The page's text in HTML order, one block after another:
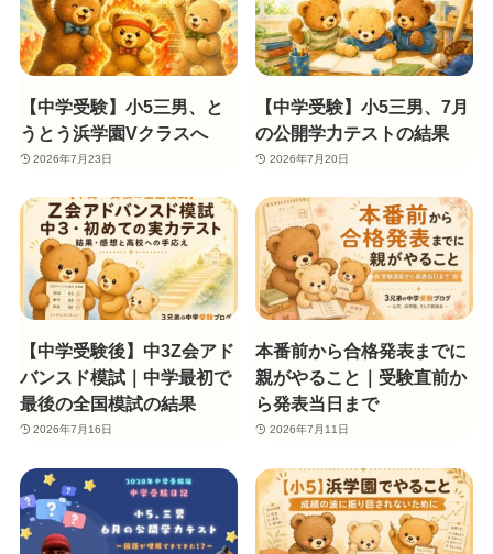
【中学受験】小5三男、と
うとう浜学園Vクラスへ
2026年7月23日
【中学受験】小5三男、7月
の公開学力テストの結果
2026年7月20日
【中学受験後】中3Z会アド
バンスド模試｜中学最初で
最後の全国模試の結果
2026年7月16日
本番前から合格発表までに
親がやること｜受験直前か
ら発表当日まで
2026年7月11日